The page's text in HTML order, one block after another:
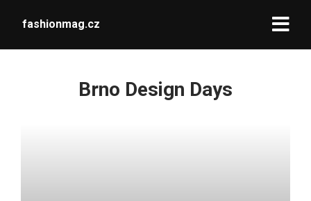
fashionmag.cz
Brno Design Days